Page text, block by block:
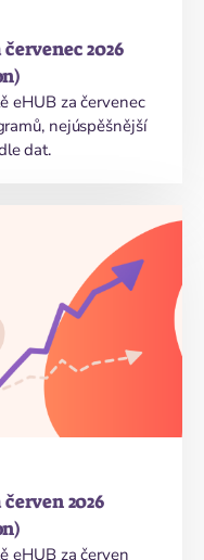
2026
eHUB za červenec
nejúspěšnější
dat.
2026
eHUB za červen